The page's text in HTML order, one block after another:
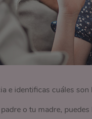
e identificas cuáles
o tu madre,